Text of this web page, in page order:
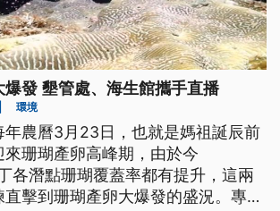
發 墾管處、海生館攜手直播
環境
年農曆3月23日，也就是媽祖誕辰前
珊瑚產卵高峰期，由於今
各潛點珊瑚覆蓋率都有提升，這兩
擊到珊瑚產卵大爆發的盛況。專家